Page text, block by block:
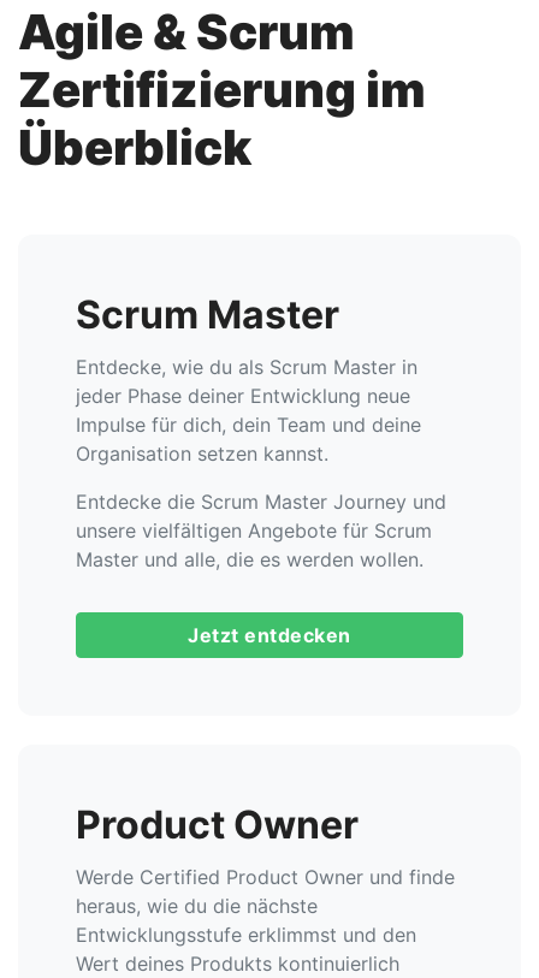
Agile & Scrum
Zertifizierung im
Überblick
Scrum Master
Entdecke, wie du als Scrum Master in
jeder Phase deiner Entwicklung neue
Impulse für dich, dein Team und deine
Organisation setzen kannst.
Entdecke die Scrum Master Journey und
unsere vielfältigen Angebote für Scrum
Master und alle, die es werden wollen.
Jetzt entdecken
Product Owner
Werde Certified Product Owner und finde
heraus, wie du die nächste
Entwicklungsstufe erklimmst und den
Wert deines Produkts kontinuierlich